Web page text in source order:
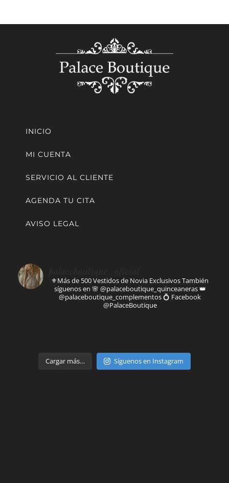
INICIO
MI CUENTA
SERVICIO AL CLIENTE
AGENDA TU CITA
AVISO LEGAL
⚜️Más de 500 Vestidos de Novia ExclusivosTambién
síguenos en 🌸 @palaceboutique_quinceaneras👑
@palaceboutique_complementos💍 Facebook
@PalaceBoutique
Parte de
Cargar más… Síguenos en Instagram